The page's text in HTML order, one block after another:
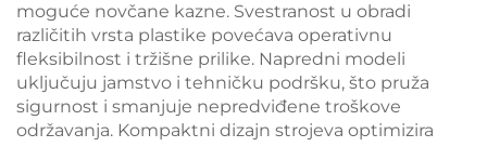
moguće novčane kazne. Svestranost u obradi
različitih vrsta plastike povećava operativnu
fleksibilnost i tržišne prilike. Napredni modeli
uključuju jamstvo i tehničku podršku, što pruža
sigurnost i smanjuje nepredviđene troškove
održavanja. Kompaktni dizajn strojeva optimizira